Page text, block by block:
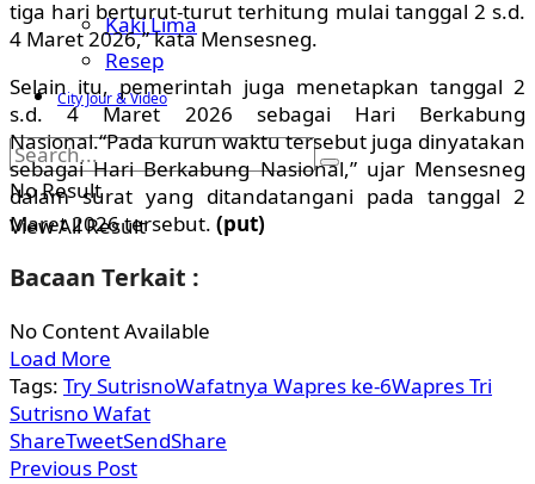
Kaki Lima
Resep
City Jour & Video
No Result
View All Result
tiga hari berturut-turut terhitung mulai tanggal 2 s.d.
4 Maret 2026,” kata Mensesneg.
Selain itu, pemerintah juga menetapkan tanggal 2
s.d. 4 Maret 2026 sebagai Hari Berkabung
Nasional.“Pada kurun waktu tersebut juga dinyatakan
sebagai Hari Berkabung Nasional,” ujar Mensesneg
dalam surat yang ditandatangani pada tanggal 2
Maret 2026 tersebut. (put)
Bacaan Terkait :
No Content Available
Load More
Tags: Try SutrisnoWafatnya Wapres ke-6Wapres Tri
Sutrisno Wafat
ShareTweetSendShare
Previous Post